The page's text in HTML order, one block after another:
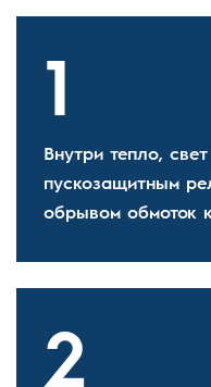
Внутри тепло,
пускозащитным
обрывом обмоток